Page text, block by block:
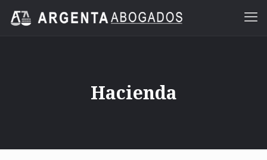
Hacienda